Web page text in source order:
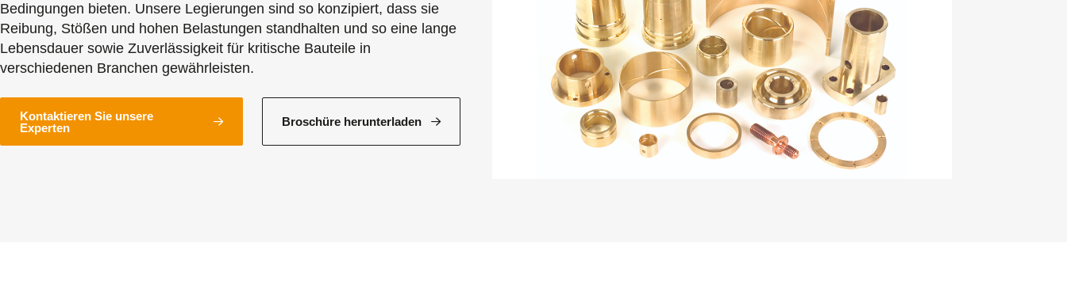
Bedingungen bieten. Unsere Legierungen sind so konzipiert, dass sie
Reibung, Stößen und hohen Belastungen standhalten und so eine lange
Lebensdauer sowie Zuverlässigkeit für kritische Bauteile in
verschiedenen Branchen gewährleisten.
Kontaktieren Sie unsere
Experten
Broschüre herunterladen